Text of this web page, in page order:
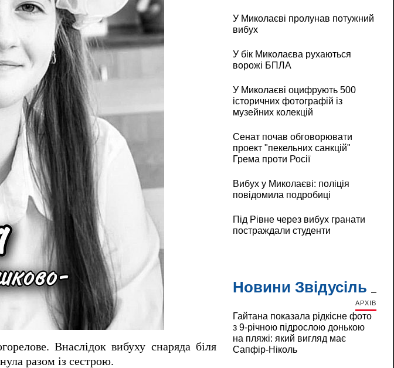
Внаслідок вибуху снаряда біля
разом із сестрою.
У Миколаєві пролунав потужний
вибух
У бік Миколаєва рухаються
ворожі БПЛА
У Миколаєві оцифрують 500
історичних фотографій із
музейних колекцій
Сенат почав обговорювати
проект "пекельних санкцій"
Грема проти Росії
Вибух у Миколаєві: поліція
повідомила подробиці
Під Рівне через вибух гранати
постраждали студенти
Новини Звідусіль
АРХІВ
Гайтана показала рідкісне фото
з 9-річною підрослою донькою
на пляжі: який вигляд має
Сапфір-Ніколь